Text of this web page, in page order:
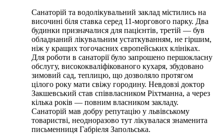
Санаторій та водолікувальний заклад містились на
височині біля ставка серед 11-моргового парку. Два
будинки призначалися для пацієнтів, третій — був
обладнаний лікувальним устаткуванням, не гіршим,
ніж у кращих тогочасних європейських клініках.
Для роботи в санаторії було запрошено першокласну
обслугу, висококваліфікованого кухаря, збудовано
зимовий сад, теплицю, що дозволяло протягом
цілого року мати свіжу городину. Невдовзі доктор
Закшевський став співвласником Ріхтманна, а через
кілька років — повним власником закладу.
Санаторій мав добру репутацію у львівському
товаристві, неодноразово тут лікувалася знаменита
письменниця Габріеля Запольська.